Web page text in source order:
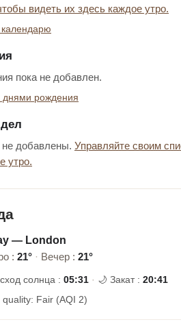
видеть их здесь каждое утро.
пока не добавлен.
днями рождения
не добавлены. Управляйте своим
утро.
— London
: 21° · Вечер : 21°
солнца : 05:31 · 🌙 Закат : 20:41
quality: Fair (AQI 2)